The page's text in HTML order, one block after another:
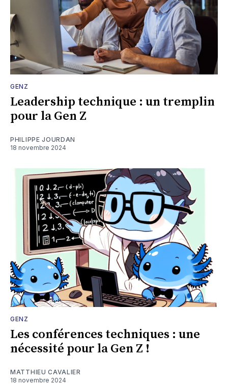
GENZ
Leadership technique : un tremplin
pour la Gen Z
PHILIPPE JOURDAN
18 novembre 2024
GENZ
Les conférences techniques : une
nécessité pour la Gen Z !
MATTHIEU CAVALIER
18 novembre 2024